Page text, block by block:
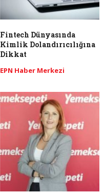
Fintech Dünyasında
Kimlik Dolandırıcılığına
Dikkat
EPN Haber Merkezi